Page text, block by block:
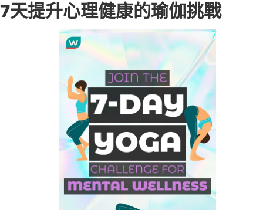
7天提升心理健康的瑜伽挑戰